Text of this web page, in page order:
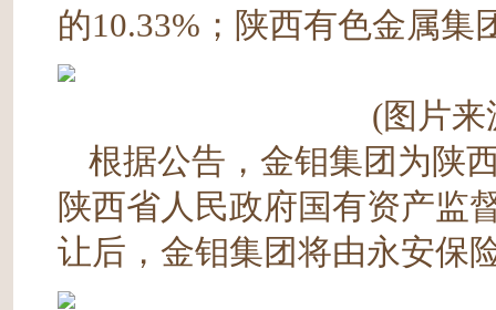
的10.33%；陕西有色金属集
(图片
根据公告，金钼集团为陕
陕西省人民政府国有资产监
让后，金钼集团将由永安保